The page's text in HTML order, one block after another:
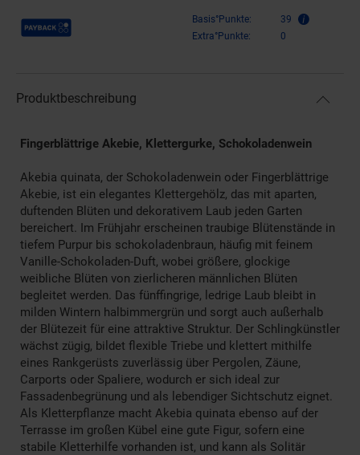
Payback Punkte Basis°Punkte:
39
Extra°Punkte:
0
Produktbeschreibung
Fingerblättrige Akebie, Klettergurke, Schokoladenwein
Akebia quinata, der Schokoladenwein oder Fingerblättrige
Akebie, ist ein elegantes Klettergehölz, das mit aparten,
duftenden Blüten und dekorativem Laub jeden Garten
bereichert. Im Frühjahr erscheinen traubige Blütenstände in
tiefem Purpur bis schokoladenbraun, häufig mit feinem
Vanille-Schokoladen-Duft, wobei größere, glockige
weibliche Blüten von zierlicheren männlichen Blüten
begleitet werden. Das fünffingrige, ledrige Laub bleibt in
milden Wintern halbimmergrün und sorgt auch außerhalb
der Blütezeit für eine attraktive Struktur. Der Schlingkünstler
wächst zügig, bildet flexible Triebe und klettert mithilfe
eines Rankgerüsts zuverlässig über Pergolen, Zäune,
Carports oder Spaliere, wodurch er sich ideal zur
Fassadenbegrünung und als lebendiger Sichtschutz eignet.
Als Kletterpflanze macht Akebia quinata ebenso auf der
Terrasse im großen Kübel eine gute Figur, sofern eine
stabile Kletterhilfe vorhanden ist, und kann als Solitär